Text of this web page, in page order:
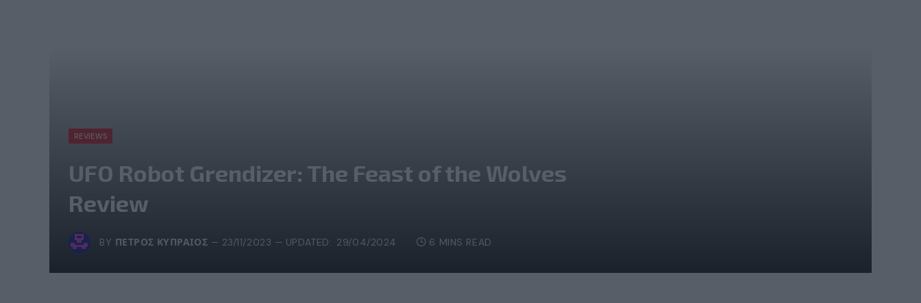
REVIEWS
UFO Robot Grendizer: The Feast of the Wolves
Review
BY ΠΈΤΡΟΣ ΚΥΠΡΑΊΟΣ 23/11/2023 UPDATED: 29/04/2024 6 MINS READ